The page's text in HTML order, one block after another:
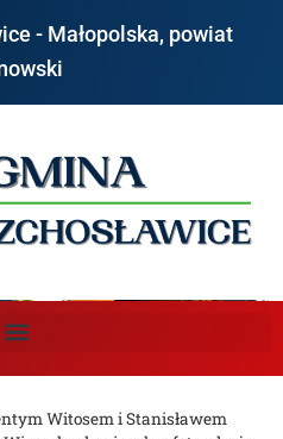
- Małopolska, powiat
Witosem i Stanisławem